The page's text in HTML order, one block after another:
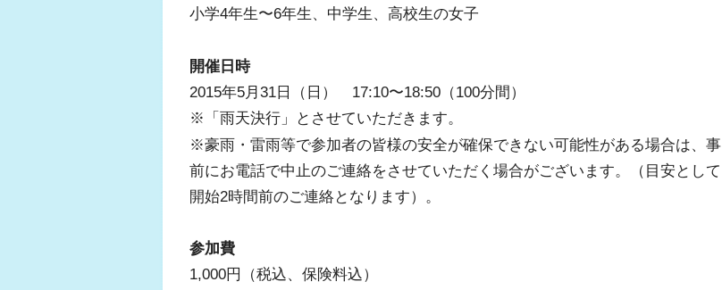
小学4年生〜6年生、中学生、高校生の女子
開催日時
2015年5月31日（日） 17:10〜18:50（100分間）
※「雨天決行」とさせていただきます。
※豪雨・雷雨等で参加者の皆様の安全が確保できない可能性がある場合は、事
前にお電話で中止のご連絡をさせていただく場合がございます。（目安として
開始2時間前のご連絡となります）。
参加費
1,000円（税込、保険料込）